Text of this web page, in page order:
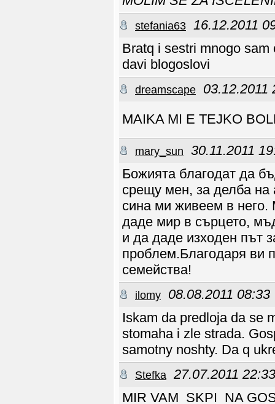
stefania63 16.12.2011
Bratq i sestri mnogo
davi blogoslovi
dreamscape
03.12.2011
MAIKA MI E TEJKO
mary_sun
30.11.2011
Божията благодат да
срещу мен, за делба на
сина ми живеем в
даде мир в сърцето,
и да даде изходен път
проблем.Благодаря ви
семейства!
ilomy
08.08.2011 08:33
Iskam da predloja da se
stomaha i zle strada.
samotny noshty. Da q
Stefka 27.07.2011 22:33
MIR VAM SKPI NA